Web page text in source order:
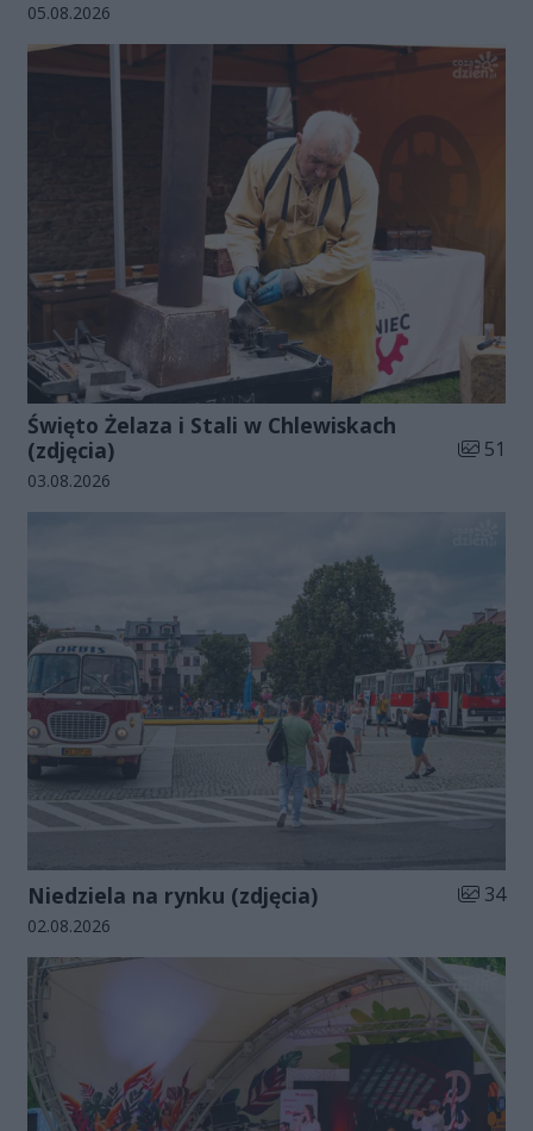
Data dodania galerii:
05.08.2026
Święto Żelaza i Stali w Chlewiskach
(zdjęcia)
Liczba
51
Data dodania galerii:
03.08.2026
Niedziela na rynku (zdjęcia) Liczba
34
Data dodania galerii:
02.08.2026